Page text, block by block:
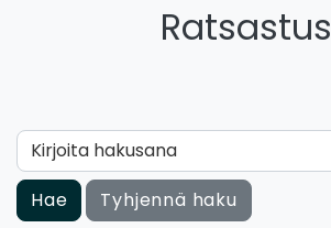
Ratsastus
Kirjoita hakusana
Hae Tyhjennä haku